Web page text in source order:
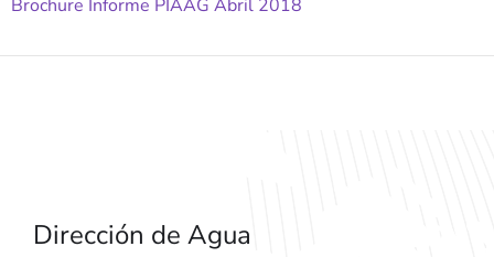
Brochure Informe PIAAG Abril 2018
Dirección de Agua